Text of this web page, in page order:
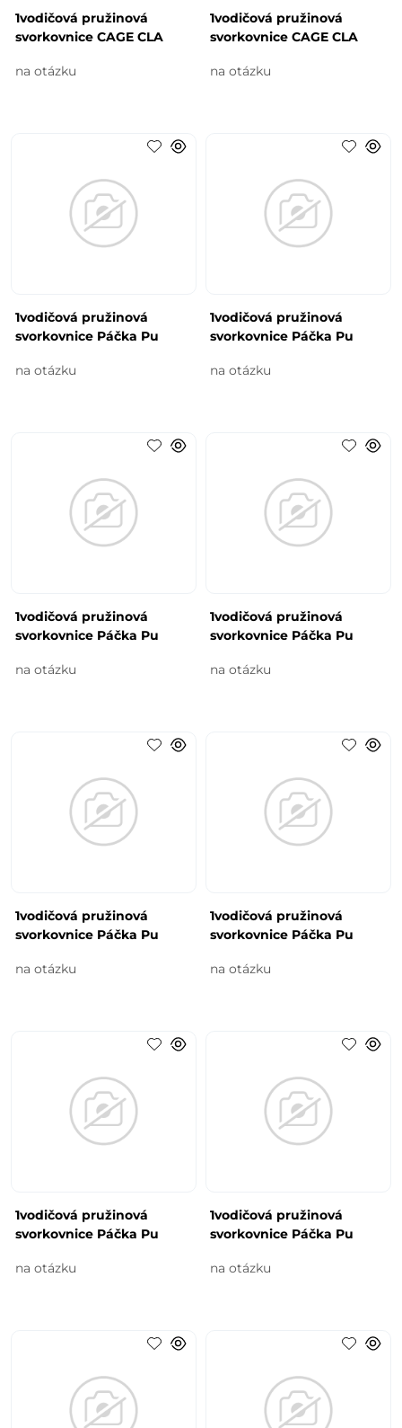
1vodičová pružinová
svorkovnice CAGE CLA
na otázku
1vodičová pružinová
svorkovnice CAGE CLA
na otázku
1vodičová pružinová
svorkovnice Páčka Pu
na otázku
1vodičová pružinová
svorkovnice Páčka Pu
na otázku
1vodičová pružinová
svorkovnice Páčka Pu
na otázku
1vodičová pružinová
svorkovnice Páčka Pu
na otázku
1vodičová pružinová
svorkovnice Páčka Pu
na otázku
1vodičová pružinová
svorkovnice Páčka Pu
na otázku
1vodičová pružinová
svorkovnice Páčka Pu
na otázku
1vodičová pružinová
svorkovnice Páčka Pu
na otázku